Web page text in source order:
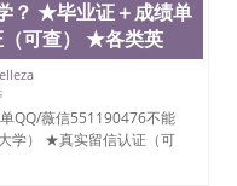
证书（San Jose
学历证书（San
大学学历证书
读书未毕业找人做
CQU中央昆士兰大
本科硕士做文凭/购
历
？ ★毕业证＋成绩单
可查） ★各类英
QQ/薇信551190476不能
学） ★真实留信认证（可